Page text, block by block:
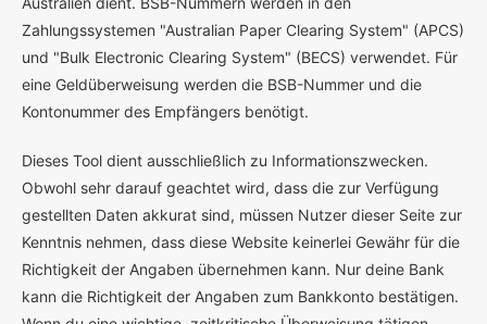
Zahlungssystemen "Australian Paper Clearing System" (APCS)
und "Bulk Electronic Clearing System" (BECS) verwendet. Für
eine Geldüberweisung werden die BSB-Nummer und die
Kontonummer des Empfängers benötigt.
Dieses Tool dient ausschließlich zu Informationszwecken.
Obwohl sehr darauf geachtet wird, dass die zur Verfügung
gestellten Daten akkurat sind, müssen Nutzer dieser Seite zur
Kenntnis nehmen, dass diese Website keinerlei Gewähr für die
Richtigkeit der Angaben übernehmen kann. Nur deine Bank
kann die Richtigkeit der Angaben zum Bankkonto bestätigen.